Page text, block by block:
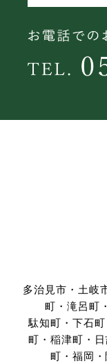
多治見市・土岐
町・滝呂町
駄知町・下石
町・稲津町・
町・ 福岡・